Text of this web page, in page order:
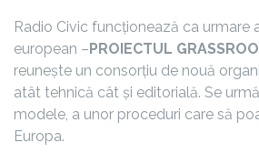
Radio Civic funcționează ca urmare
european –PROIECTUL
reunește un consorțiu de nouă
atât tehnică cât și editorială. Se
modele, a unor proceduri care să
Europa.